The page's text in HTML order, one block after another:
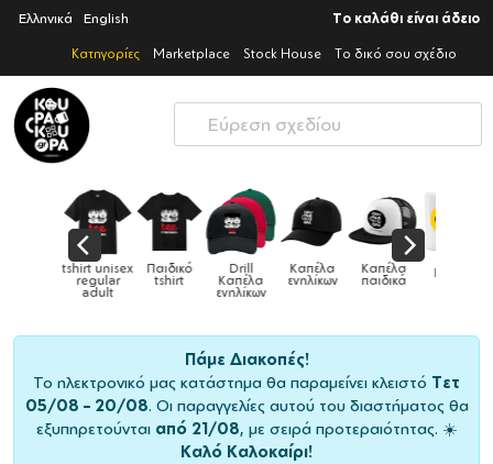
Ελληνικά English Το καλάθι είναι άδειο
Κατηγορίες Marketplace Stock House Το δικό σου σχέδιο
Drill
Καπέλα
ενηλίκων
Καπέλα
ενηλίκων
Καπέλα
παιδικά Κούπες Κούπες
ειδικές
Πάμε Διακοπές!
Το ηλεκτρονικό μας κατάστημα θα παραμείνει κλειστό Τετ
05/08 – 20/08. Οι παραγγελίες αυτού του διαστήματος θα
εξυπηρετούνται από 21/08, με σειρά προτεραιότητας. ☀️
Καλό Καλοκαίρι!